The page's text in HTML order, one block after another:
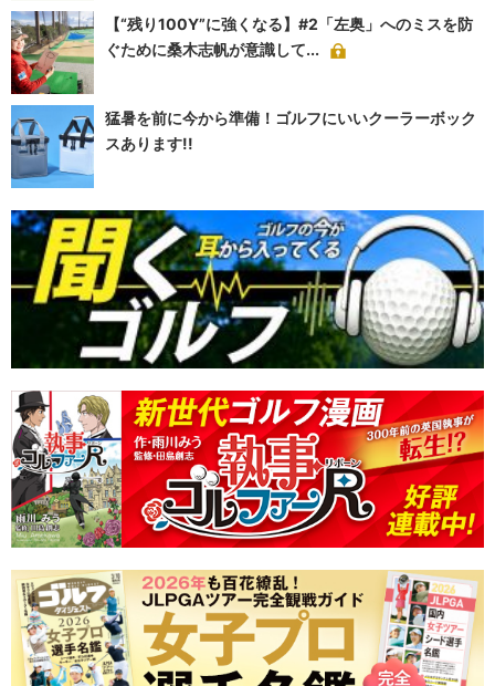
【“残り100Y”に強くなる】#2「左奥」へのミスを防
ぐために桑木志帆が意識して...
猛暑を前に今から準備！ゴルフにいいクーラーボック
スあります!!